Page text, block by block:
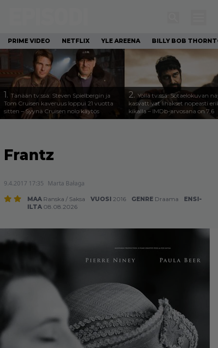
PRIME VIDEO NETFLIX YLE AREENA BILLY BOB
1. Tänään tv:ssä: Steven Spielbergin ja
Tom Cruisen kaveruus loppui 21 vuotta
sitten – Syynä Cruisen nolo käytös
2. Yöllä tv:ssä: Sotaelokuvan
kasvattivat lihakset nopeasti
kikalla – IMDb-arvosana on 7,6
Frantz
9.4.2017 17:35 Marta Bałaga
MAA Ranska / Saksa VUOSI 2016 GENRE Draama
ENSI-
ILTA 08.08.2026